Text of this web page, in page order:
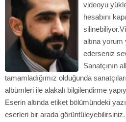
videoyu
hesabını
altına
ederseniz
Sanatçının
tamamladığımız olduğunda
albümleri ile alakalı bilgilendirme
Eserin altında etiket bölümündeki
eserleri bir arada görüntüleyebilirsiniz.